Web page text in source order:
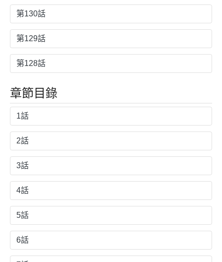
第130話
第129話
第128話
章節目錄
1話
2話
3話
4話
5話
6話